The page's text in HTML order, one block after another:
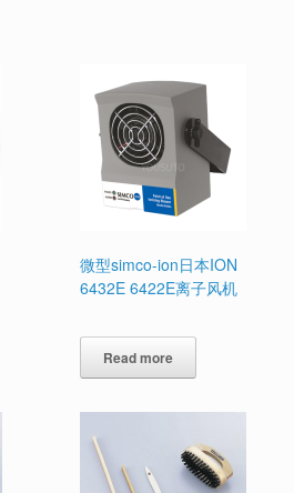
微型simco-ion日本ION
6432E 6422E离子风机
Read more